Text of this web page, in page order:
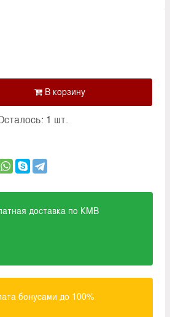
1 шт.
доставка по КМВ
бонусами до 100%